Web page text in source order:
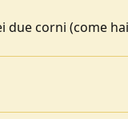
due corni (come